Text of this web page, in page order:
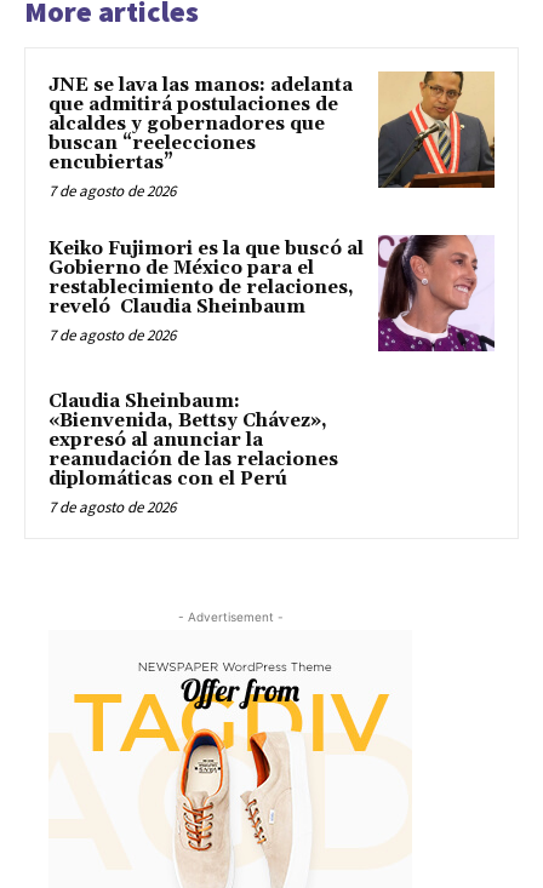
More articles
JNE se lava las manos: adelanta
que admitirá postulaciones de
alcaldes y gobernadores que
buscan “reelecciones
encubiertas”
7 de agosto de 2026
Keiko Fujimori es la que buscó al
Gobierno de México para el
restablecimiento de relaciones,
reveló Claudia Sheinbaum
7 de agosto de 2026
Claudia Sheinbaum:
«Bienvenida, Bettsy Chávez»,
expresó al anunciar la
reanudación de las relaciones
diplomáticas con el Perú
7 de agosto de 2026
- Advertisement -